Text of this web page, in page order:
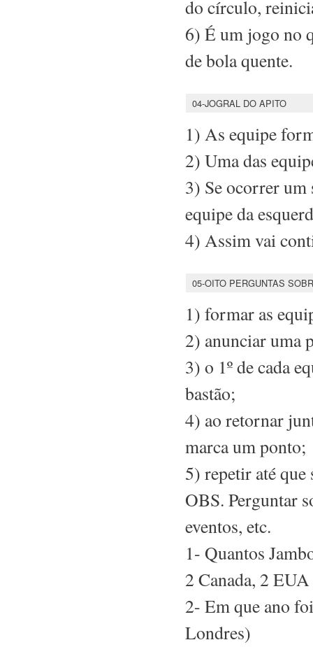
do círculo,
6) É um jogo no
de bola quente.
04-JOGRAL DO APITO
1) As equipe
2) Uma das
3) Se ocorrer um
equipe da
4) Assim vai
05-OITO PERGUNTAS
1) formar as
2) anunciar uma
3) o 1º de cada
bastão;
4) ao retornar
marca um ponto;
5) repetir até que
OBS. Perguntar
eventos, etc.
1- Quantos
2 Canada, 2
2- Em que ano
Londres)